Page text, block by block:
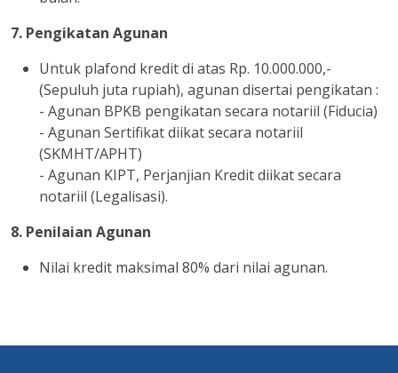
7. Pengikatan Agunan
Untuk plafond kredit di atas Rp. 10.000.000,-
(Sepuluh juta rupiah), agunan disertai pengikatan :
- Agunan BPKB pengikatan secara notariil (Fiducia)
- Agunan Sertifikat diikat secara notariil
(SKMHT/APHT)
- Agunan KIPT, Perjanjian Kredit diikat secara
notariil (Legalisasi).
8. Penilaian Agunan
Nilai kredit maksimal 80% dari nilai agunan.